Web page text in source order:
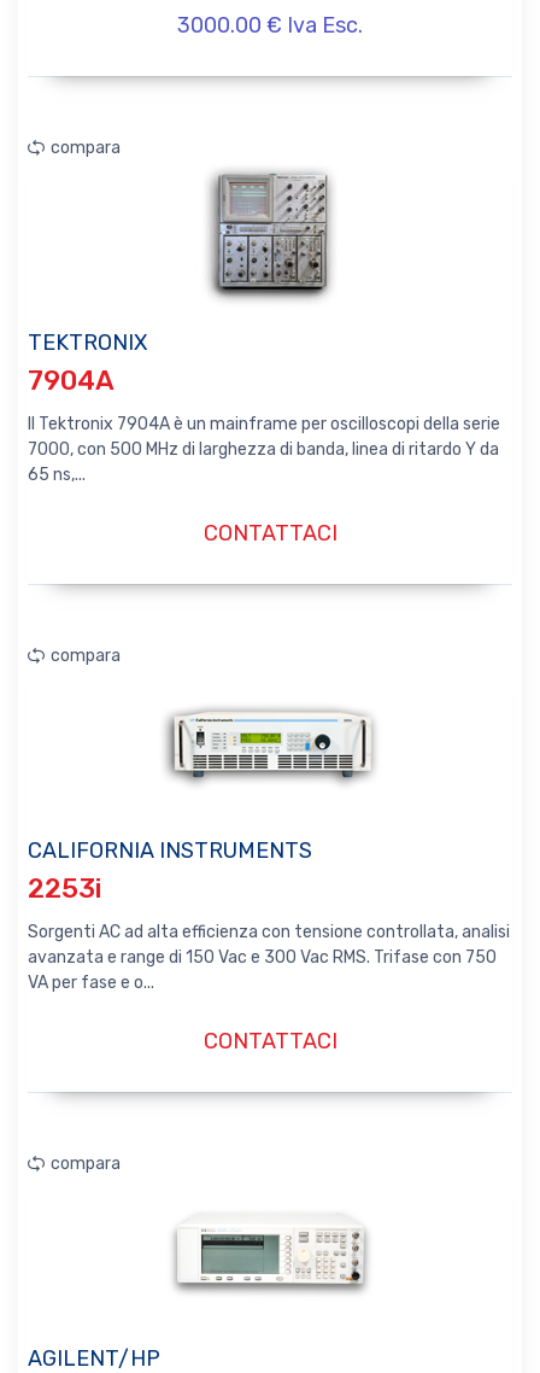
3000.00 € Iva Esc.
compara
TEKTRONIX
7904A
Il Tektronix 7904A è un mainframe per oscilloscopi della serie
7000, con 500 MHz di larghezza di banda, linea di ritardo Y da
65 ns,...
CONTATTACI
compara
CALIFORNIA INSTRUMENTS
2253i
Sorgenti AC ad alta efficienza con tensione controllata, analisi
avanzata e range di 150 Vac e 300 Vac RMS. Trifase con 750
VA per fase e o...
CONTATTACI
compara
AGILENT/HP